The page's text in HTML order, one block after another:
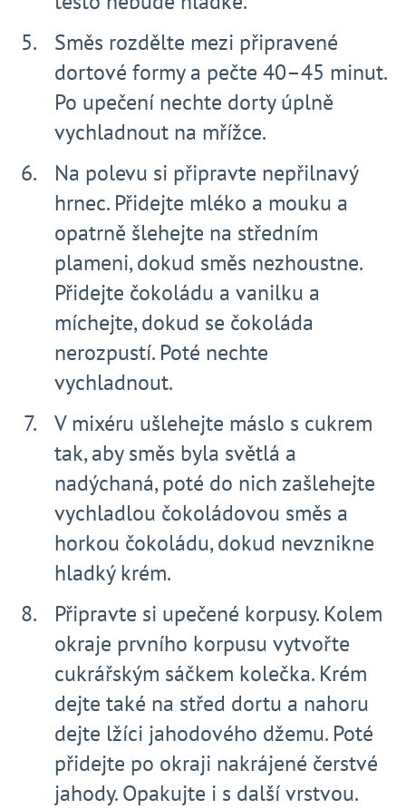
Směs rozdělte mezi připravené
dortové formy a pečte 40–45 minut.
Po upečení nechte dorty úplně
vychladnout na mřížce.
Na polevu si připravte nepřilnavý
hrnec. Přidejte mléko a mouku a
opatrně šlehejte na středním
plameni, dokud směs nezhoustne.
Přidejte čokoládu a vanilku a
míchejte, dokud se čokoláda
nerozpustí. Poté nechte
vychladnout.
V mixéru ušlehejte máslo s cukrem
tak, aby směs byla světlá a
nadýchaná, poté do nich zašlehejte
vychladlou čokoládovou směs a
horkou čokoládu, dokud nevznikne
hladký krém.
Připravte si upečené korpusy. Kolem
okraje prvního korpusu vytvořte
cukrářským sáčkem kolečka. Krém
dejte také na střed dortu a nahoru
dejte lžíci jahodového džemu. Poté
přidejte po okraji nakrájené čerstvé
jahody. Opakujte i s další vrstvou.